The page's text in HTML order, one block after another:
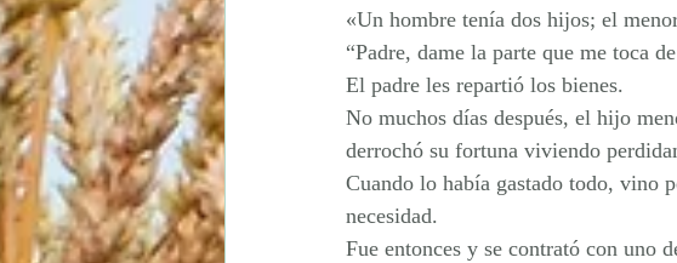
«Un hombre tenía dos hijos; el
“Padre, dame la parte que me toca
El padre les repartió los bienes.
No muchos días después, el hijo
derrochó su fortuna viviendo
Cuando lo había gastado todo, vino
necesidad.
Fue entonces y se contrató con uno